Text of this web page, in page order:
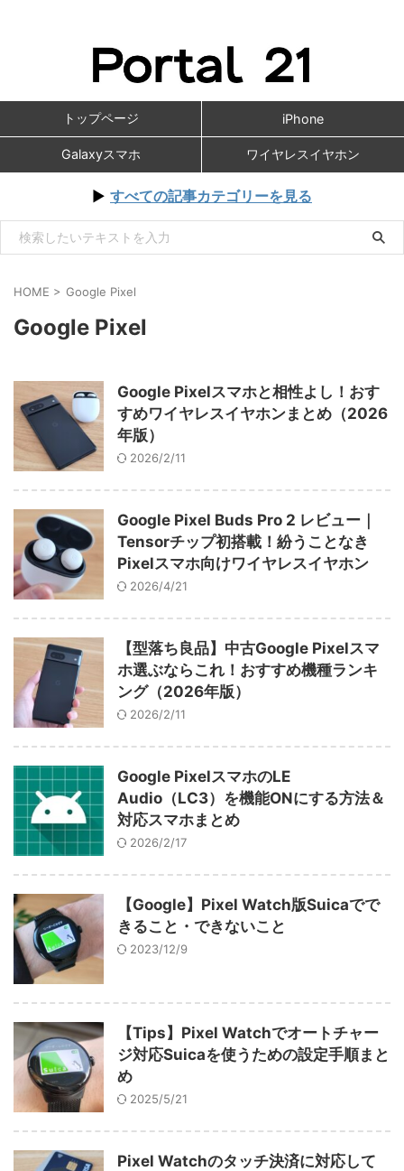
トップページ iPhone
Galaxyスマホ ワイヤレスイヤホン
▶ すべての記事カテゴリーを見る
HOME > Google Pixel
Google Pixel
Google Pixelスマホと相性よし！おす
すめワイヤレスイヤホンまとめ（2026
年版）
2026/2/11
Google Pixel Buds Pro 2 レビュー｜
Tensorチップ初搭載！紛うことなき
Pixelスマホ向けワイヤレスイヤホン
2026/4/21
【型落ち良品】中古Google Pixelスマ
ホ選ぶならこれ！おすすめ機種ランキ
ング（2026年版）
2026/2/11
Google PixelスマホのLE
Audio（LC3）を機能ONにする方法＆
対応スマホまとめ
2026/2/17
【Google】Pixel Watch版Suicaでで
きること・できないこと
2023/12/9
【Tips】Pixel Watchでオートチャー
ジ対応Suicaを使うための設定手順まと
め
2025/5/21
Pixel Watchのタッチ決済に対応して